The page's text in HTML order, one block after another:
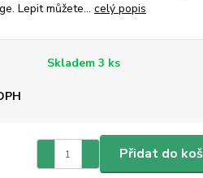
Lepit můžete... celý popis
Skladem 3 ks
Přidat do